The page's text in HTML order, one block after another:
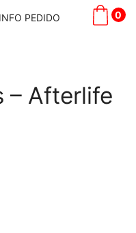
INFO PEDIDO 0
– Afterlife